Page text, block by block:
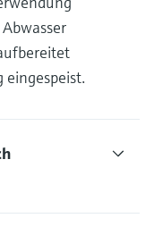
eingespeist.